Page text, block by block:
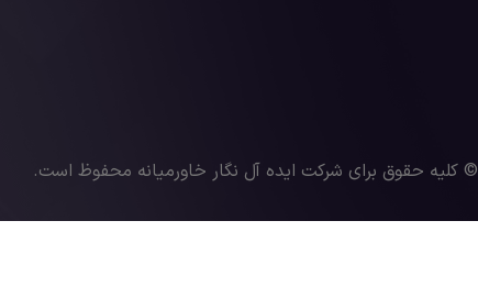
© کلیه حقوق برای شرکت ایده آل نگار خاورمیانه محفوظ است.